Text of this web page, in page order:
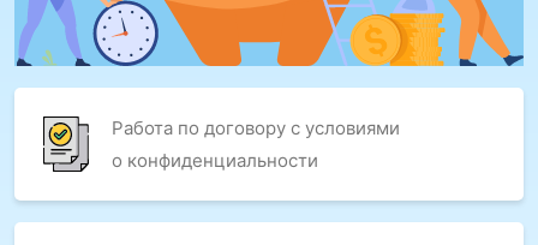
Работа по договору с условиями
о конфиденциальности